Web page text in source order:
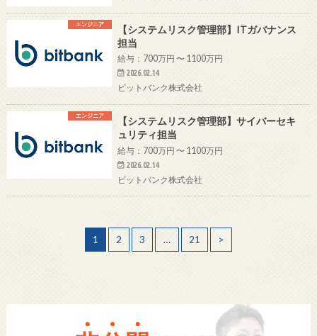
エンジニア
【システムリスク管理部】ITガバナンス
担当
給与：700万円 〜 1100万円
2026.02.14
ビットバンク株式会社
エンジニア
【システムリスク管理部】サイバーセキ
ュリティ担当
給与：700万円 〜 1100万円
2026.02.14
ビットバンク株式会社
1 2 3 … 21 >